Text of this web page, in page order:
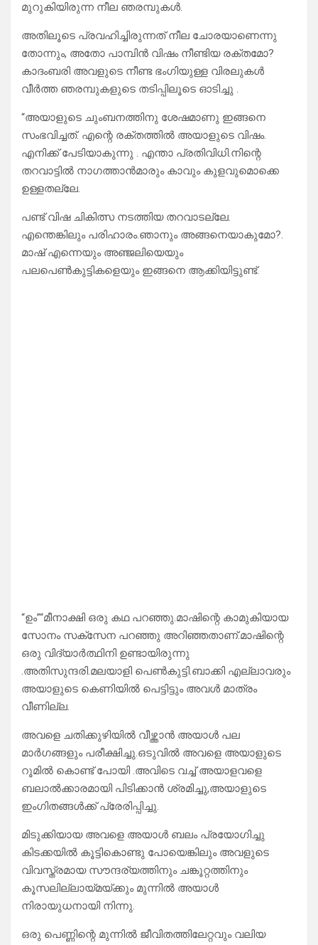
മുറുകിയിരുന്ന നീല ഞരമ്പുകൾ.
അതിലൂടെ പ്രവഹിച്ചിരുന്നത് നീല ചോരയാണെന്നു
തോന്നും, അതോ പാമ്പിൻ വിഷം നീണ്ടിയ രക്തമോ?
കാദംബരി അവളുടെ നീണ്ട ഭംഗിയുള്ള വിരലുകൾ
വീർത്ത ഞരമ്പുകളുടെ തടിപ്പിലൂടെ ഓടിച്ചു .
“അയാളുടെ ചുംബനത്തിനു ശേഷമാണു ഇങ്ങനെ
സംഭവിച്ചത്. എന്റെ രക്തത്തിൽ അയാളുടെ വിഷം.
എനിക്ക് പേടിയാകുന്നു . എന്താ പ്രതിവിധി.നിന്റെ
തറവാട്ടിൽ നാഗത്താൻമാരും കാവും കുളവുമൊക്കെ
ഉള്ളതല്ലേ.
പണ്ട് വിഷ ചികിത്സ നടത്തിയ തറവാടല്ലേ.
എന്തെങ്കിലും പരിഹാരം.ഞാനും അങ്ങനെയാകുമോ?.
മാഷ് എന്നെയും അഞ്ജലിയെയും
പലപെൺകുട്ടികളെയും ഇങ്ങനെ ആക്കിയിട്ടുണ്ട്.
“ഉം”“മീനാക്ഷി ഒരു കഥ പറഞ്ഞു.മാഷിന്റെ കാമുകിയായ
സോനം സക്സേന പറഞ്ഞു അറിഞ്ഞതാണ്.മാഷിന്റെ
ഒരു വിദ്യാർത്ഥിനി ഉണ്ടായിരുന്നു
.അതിസുന്ദരി.മലയാളി പെൺകുട്ടി.ബാക്കി എല്ലാവരും
അയാളുടെ കെണിയിൽ പെട്ടിട്ടും അവൾ മാത്രം
വീണില്ല.
അവളെ ചതിക്കുഴിയിൽ വീഴ്ത്താൻ അയാൾ പല
മാർഗങ്ങളും പരീക്ഷിച്ചു.ഒടുവിൽ അവളെ അയാളുടെ
റൂമിൽ കൊണ്ട് പോയി .അവിടെ വച്ച് അയാളവളെ
ബലാൽക്കാരമായി പിടിക്കാൻ ശ്രമിച്ചു,അയാളുടെ
ഇംഗിതങ്ങൾക്ക് പ്രേരിപ്പിച്ചു.
മിടുക്കിയായ അവളെ അയാൾ ബലം പ്രയോഗിച്ചു
കിടക്കയിൽ കൂട്ടികൊണ്ടു പോയെങ്കിലും അവളുടെ
വിവസ്ത്രമായ സൗന്ദര്യത്തിനും ചങ്കൂറ്റത്തിനും
കൂസലില്ലായ്‌മയ്‌ക്കും മുന്നിൽ അയാൾ
നിരായുധനായി നിന്നു.
ഒരു പെണ്ണിന്റെ മുന്നിൽ ജീവിതത്തിലേറ്റവും വലിയ